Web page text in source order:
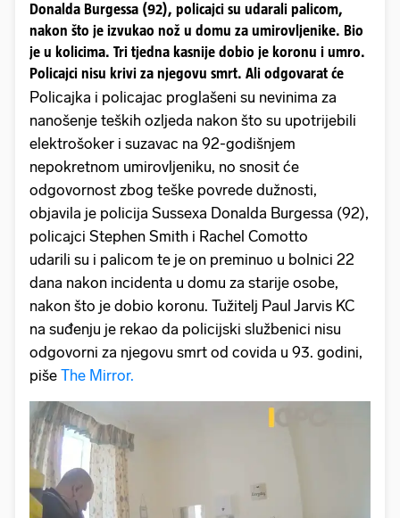
Donalda Burgessa (92), policajci su udarali palicom,
nakon što je izvukao nož u domu za umirovljenike. Bio
je u kolicima. Tri tjedna kasnije dobio je koronu i umro.
Policajci nisu krivi za njegovu smrt. Ali odgovarat će
Policajka i policajac proglašeni su nevinima za
nanošenje teških ozljeda nakon što su upotrijebili
elektrošoker i suzavac na 92-godišnjem
nepokretnom umirovljeniku, no snosit će
odgovornost zbog teške povrede dužnosti,
objavila je policija Sussexa Donalda Burgessa (92),
policajci Stephen Smith i Rachel Comotto
udarili su i palicom te je on preminuo u bolnici 22
dana nakon incidenta u domu za starije osobe,
nakon što je dobio koronu. Tužitelj Paul Jarvis KC
na suđenju je rekao da policijski službenici nisu
odgovorni za njegovu smrt od covida u 93. godini,
piše The Mirror.